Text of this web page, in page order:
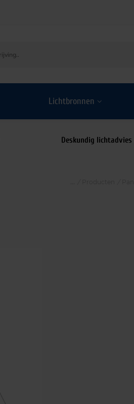
Lichtbronnen
Deskundig lichtadvies